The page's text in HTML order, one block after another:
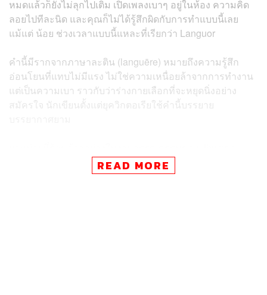
หมดแล้วก็ยังไม่ลุกไปเติม เปิดเพลงเบาๆ อยู่ในห้อง ความคิด
ลอยไปทีละนิด และคุณก็ไม่ได้รู้สึกผิดกับการทำแบบนี้เลย
แม้แต่ น้อย ช่วงเวลาแบบนี้แหละที่เรียกว่า Languor
คำนี้มีรากจากภาษาละติน (languēre) หมายถึงความรู้สึก
อ่อนโยนที่แทบไม่มีแรง ไม่ใช่ความเหนื่อยล้าจากการทำงาน
แต่เป็นความเบา ราวกับว่าร่างกายเลือกที่จะหยุดนิ่งอย่าง
สมัครใจ นักเขียนตั้งแต่ยุควิกตอเรียใช้คำนี้บรรยาย
Lahiri บรรยายไว้ว่า “Languor ให้ความรู้สึกเหมือนตาที่ปิดลง
อย่างช้าๆ โดยไม่ต้องออกแรง”
READ MORE